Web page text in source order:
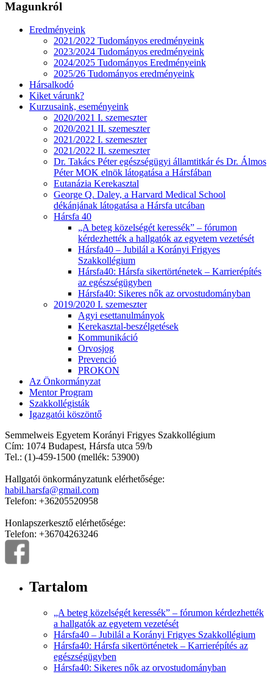
Magunkról
Eredményeink
2021/2022 Tudományos eredményeink
2023/2024 Tudományos eredményeink
2024/2025 Tudományos Eredményeink
2025/26 Tudományos eredményeink
Hársalkodó
Kiket várunk?
Kurzusaink, eseményeink
2020/2021 I. szemeszter
2020/2021 II. szemeszter
2021/2022 I. szemeszter
2021/2022 II. szemeszter
Dr. Takács Péter egészségügyi államtitkár és Dr. Álmos
Péter MOK elnök látogatása a Hársfában
Eutanázia Kerekasztal
George Q. Daley, a Harvard Medical School
dékánjának látogatása a Hársfa utcában
Hársfa 40
„A beteg közelségét keressék” – fórumon
kérdezhették a hallgatók az egyetem vezetését
Hársfa40 – Jubilál a Korányi Frigyes
Szakkollégium
Hársfa40: Hársfa sikertörténetek – Karrierépítés
az egészségügyben
Hársfa40: Sikeres nők az orvostudományban
2019/2020 I. szemeszter
Agyi esettanulmányok
Kerekasztal-beszélgetések
Kommunikáció
Orvosjog
Prevenció
PROKON
Az Önkormányzat
Mentor Program
Szakkollégisták
Igazgatói köszöntő
Semmelweis Egyetem Korányi Frigyes Szakkollégium
Cím: 1074 Budapest, Hársfa utca 59/b
Tel.: (1)-459-1500 (mellék: 53900)
Hallgatói önkormányzatunk elérhetősége:
habil.harsfa@gmail.com
Telefon: +36205520958
Honlapszerkesztő elérhetősége:
Telefon: +36704263246
Tartalom
„A beteg közelségét keressék” – fórumon kérdezhették
a hallgatók az egyetem vezetését
Hársfa40 – Jubilál a Korányi Frigyes Szakkollégium
Hársfa40: Hársfa sikertörténetek – Karrierépítés az
egészségügyben
Hársfa40: Sikeres nők az orvostudományban